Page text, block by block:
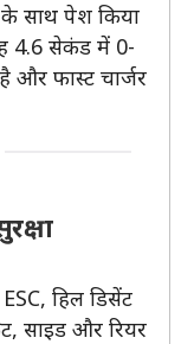
साथ पेश किया
4.6 सेकंड में 0-
और फास्ट चार्जर
हिल डिसेंट
साइड और रियर